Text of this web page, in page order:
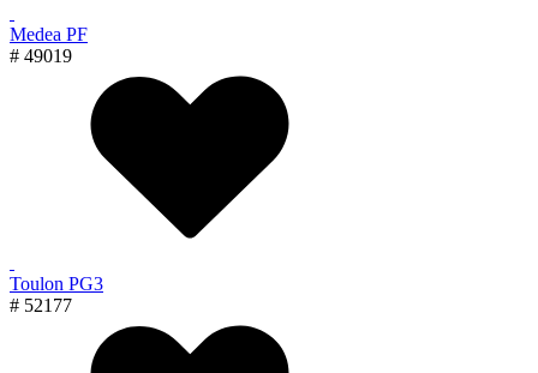
Medea PF
# 49019
Toulon PG3
# 52177